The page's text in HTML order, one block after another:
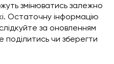
змінюватись залежно
Остаточну інформацію
за оновленням
поділитись чи зберегти